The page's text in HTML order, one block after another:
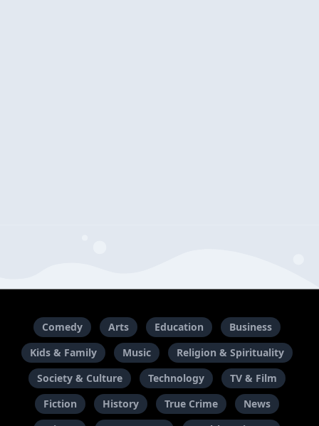
Comedy Arts Education
Business
Kids & Family
Music
Religion & Spirituality
Society & Culture
Technology
TV & Film
Fiction
History True Crime
News